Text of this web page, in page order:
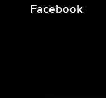
Facebook